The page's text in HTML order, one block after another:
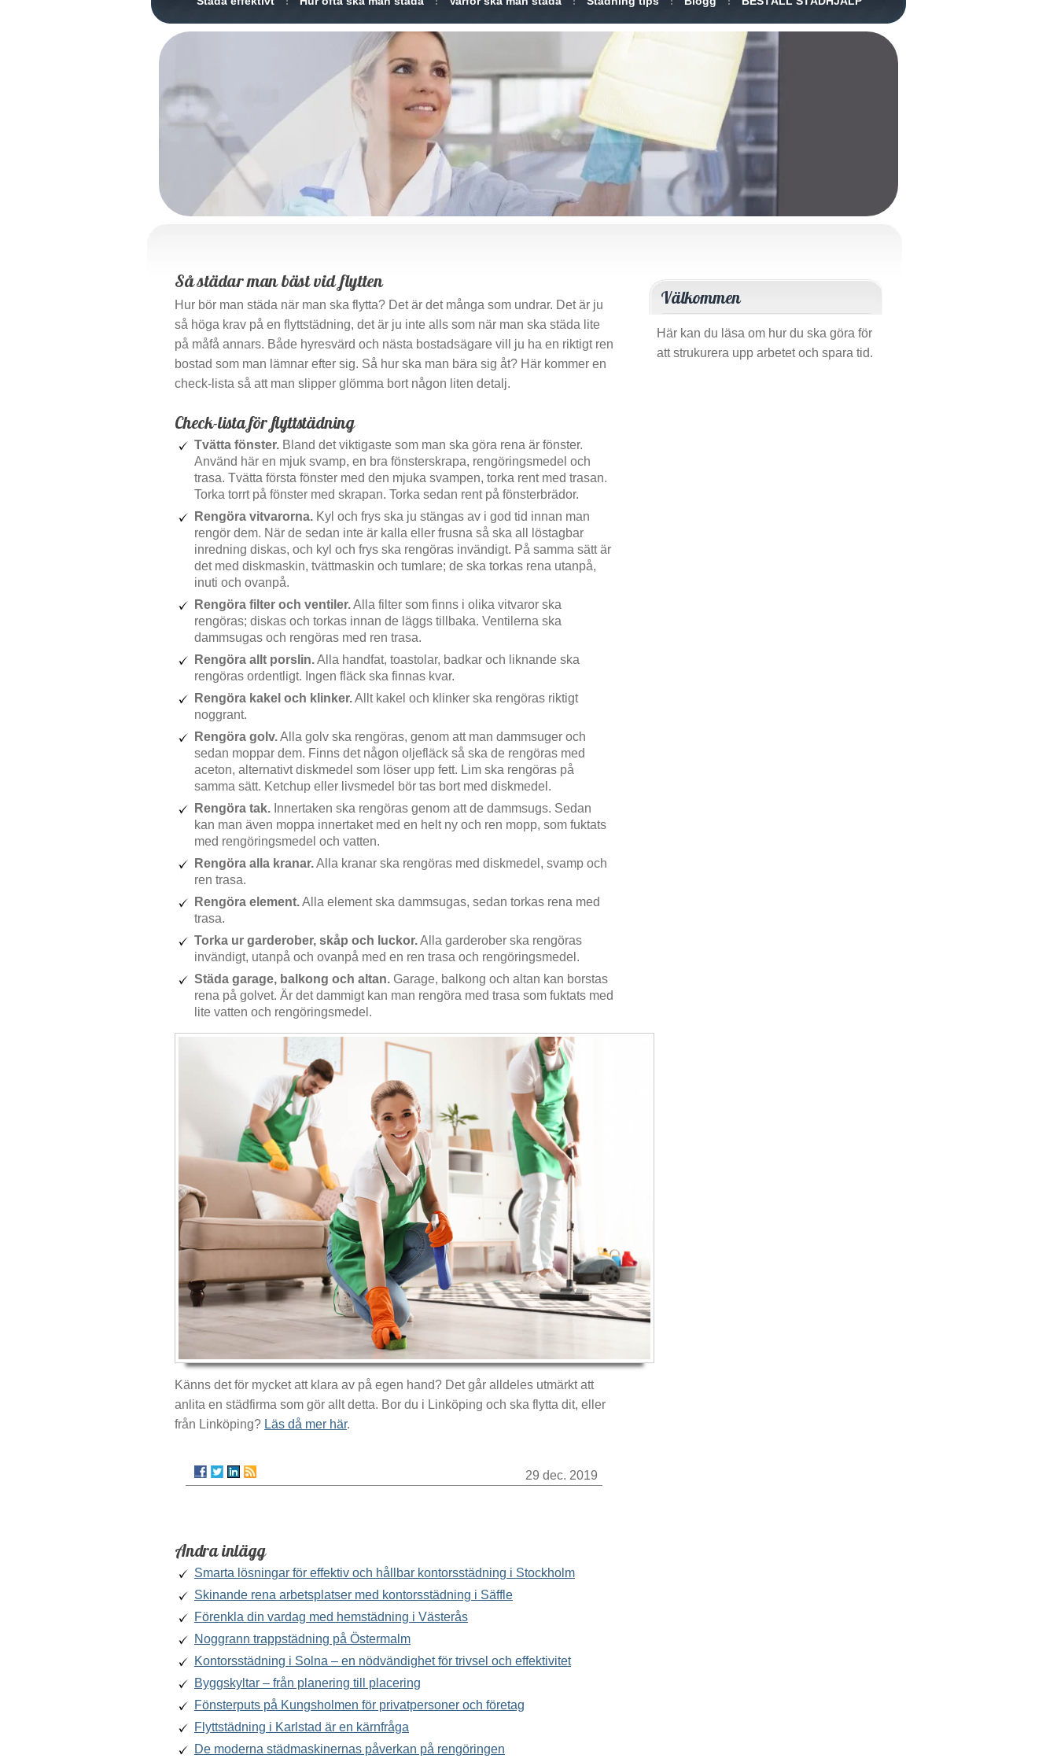
Så städar man bäst vid flytten
Hur bör man städa när man ska flytta? Det är det många som undrar. Det är ju
så höga krav på en flyttstädning, det är ju inte alls som när man ska städa lite
på måfå annars. Både hyresvärd och nästa bostadsägare vill ju ha en riktigt ren
bostad som man lämnar efter sig. Så hur ska man bära sig åt? Här kommer en
check-lista så att man slipper glömma bort någon liten detalj.
Check-lista för flyttstädning
Tvätta fönster. Bland det viktigaste som man ska göra rena är fönster.
Använd här en mjuk svamp, en bra fönsterskrapa, rengöringsmedel och
trasa. Tvätta första fönster med den mjuka svampen, torka rent med trasan.
Torka torrt på fönster med skrapan. Torka sedan rent på fönsterbrädor.
Rengöra vitvarorna. Kyl och frys ska ju stängas av i god tid innan man
rengör dem. När de sedan inte är kalla eller frusna så ska all löstagbar
inredning diskas, och kyl och frys ska rengöras invändigt. På samma sätt är
det med diskmaskin, tvättmaskin och tumlare; de ska torkas rena utanpå,
inuti och ovanpå.
Rengöra filter och ventiler.Alla filter som finns i olika vitvaror ska
rengöras; diskas och torkas innan de läggs tillbaka. Ventilerna ska
dammsugas och rengöras med ren trasa.
Rengöra allt porslin.Alla handfat, toastolar, badkar och liknande ska
rengöras ordentligt. Ingen fläck ska finnas kvar.
Rengöra kakel och klinker.Allt kakel och klinker ska rengöras riktigt
noggrant.
Rengöra golv.Alla golv ska rengöras, genom att man dammsuger och
sedan moppar dem. Finns det någon oljefläck så ska de rengöras med
aceton, alternativt diskmedel som löser upp fett. Lim ska rengöras på
samma sätt. Ketchup eller livsmedel bör tas bort med diskmedel.
Rengöra tak. Innertaken ska rengöras genom att de dammsugs. Sedan
kan man även moppa innertaket med en helt ny och ren mopp, som fuktats
med rengöringsmedel och vatten.
Rengöra alla kranar.Alla kranar ska rengöras med diskmedel, svamp och
ren trasa.
Rengöra element.Alla element ska dammsugas, sedan torkas rena med
trasa.
Torka ur garderober, skåp och luckor.Alla garderober ska rengöras
invändigt, utanpå och ovanpå med en ren trasa och rengöringsmedel.
Städa garage, balkong och altan. Garage, balkong och altan kan borstas
rena på golvet. Är det dammigt kan man rengöra med trasa som fuktats med
lite vatten och rengöringsmedel.
Känns det för mycket att klara av på egen hand? Det går alldeles utmärkt att
anlita en städfirma som gör allt detta. Bor du i Linköping och ska flytta dit, eller
från Linköping? Läs då mer här.
29 dec. 2019
Andra inlägg
Smarta lösningar för effektiv och hållbar kontorsstädning i Stockholm
Skinande rena arbetsplatser med kontorsstädning i Säffle
Förenkla din vardag med hemstädning i Västerås
Noggrann trappstädning på Östermalm
Kontorsstädning i Solna – en nödvändighet för trivsel och effektivitet
Byggskyltar – från planering till placering
Fönsterputs på Kungsholmen för privatpersoner och företag
Flyttstädning i Karlstad är en kärnfråga
De moderna städmaskinernas påverkan på rengöringen
Välkommen
Här kan du läsa om hur du ska göra för
att strukurera upp arbetet och spara tid.